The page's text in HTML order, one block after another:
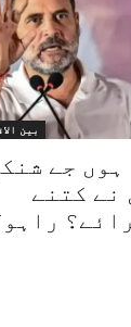
بین
جے
نے کتنے